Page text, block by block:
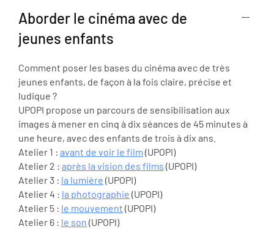
Aborder le cinéma avec de
jeunes enfants
Comment poser les bases du cinéma avec de très
jeunes enfants, de façon à la fois claire, précise et
ludique ?
UPOPI propose un parcours de sensibilisation aux
images à mener en cinq à dix séances de 45 minutes à
une heure, avec des enfants de trois à dix ans.
Atelier 1 : avant de voir le film (UPOPI)
Atelier 2 : après la vision des films (UPOPI)
Atelier 3 : la lumière (UPOPI)
Atelier 4 : la photographie (UPOPI)
Atelier 5 : le mouvement (UPOPI)
Atelier 6 : le son (UPOPI)